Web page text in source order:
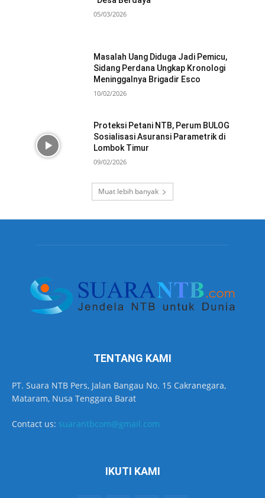
05/03/2026
Masalah Uang Diduga Jadi Pemicu,
Sidang Perdana Ungkap Kronologi
Meninggalnya Brigadir Esco
10/02/2026
Proteksi Petani NTB, Perum BULOG
Sosialisasi Asuransi Parametrik di
Lombok Timur
09/02/2026
Muat lebih banyak
TENTANG KAMI
PT. Suara NTB Pers, Jalan Bangau No. 15 Cakranegara,
Mataram, Nusa Tenggara Barat
Contact us: suarantbcom@gmail.com
IKUTI KAMI